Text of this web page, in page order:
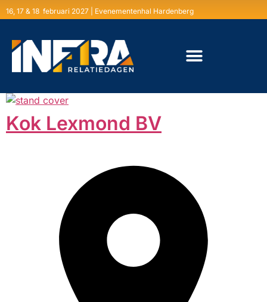
16, 17 & 18 februari 2027 | Evenementenhal Hardenberg
Kok Lexmond BV